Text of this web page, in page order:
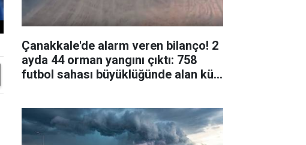
Çanakkale'de alarm veren bilanço! 2
ayda 44 orman yangını çıktı: 758
futbol sahası büyüklüğünde alan kül